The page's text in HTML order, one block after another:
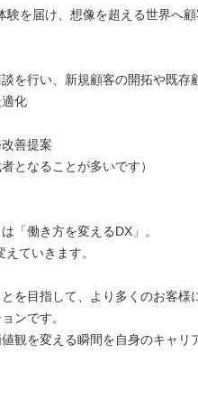
を届け、想像を超える世界へ顧
を行い、新規顧客の開拓や既存
化
善提案
となることが多いです）
「働き方を変えるDX」。
ていきます。
を目指して、より多くのお客様
ンです。
観を変える瞬間を自身のキャリ